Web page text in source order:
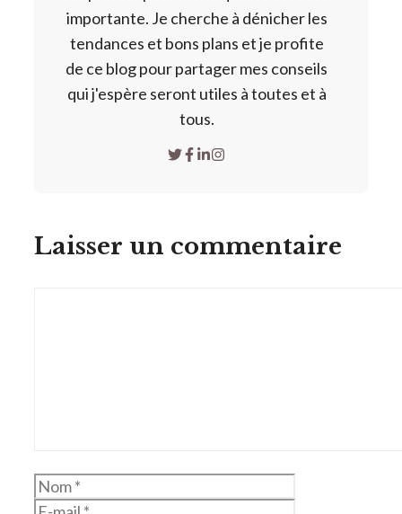
importante. Je cherche à dénicher les
tendances et bons plans et je profite
de ce blog pour partager mes conseils
qui j'espère seront utiles à toutes et à
tous.
Laisser un commentaire
Nom